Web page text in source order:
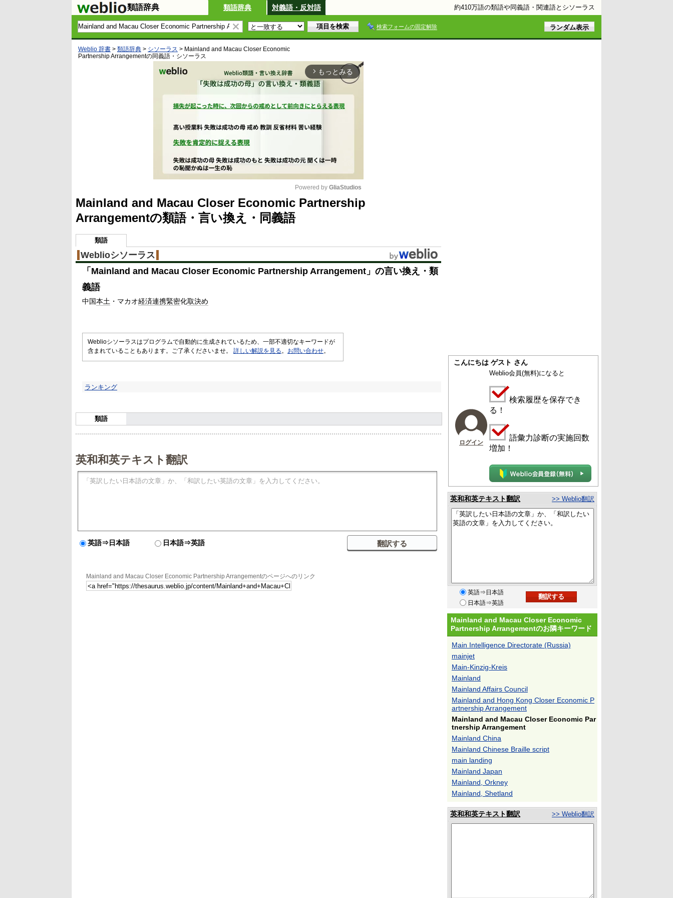
類語辞典 類語辞典 対義語・反対語 約410万語の類語や同義語・関連語とシソーラス
検索フォームの固定解除
Weblio 辞書 > 類語辞典 > シソーラス > Mainland and Macau Closer Economic
Partnership Arrangementの同義語・シソーラス
arrow_forward_ios もっとみる
Powered by GliaStudios
Mainland and Macau Closer Economic Partnership
Arrangementの類語・言い換え・同義語
類語
Weblioシソーラス
「 Mainland and Macau Closer Economic Partnership Arrangement 」の言い換え・類
義語
中国本土 ・マカオ経済連携緊密化取決め
Weblioシソーラスはプログラムで自動的に生成されているため、一部不適切なキーワードが
含まれていることもあります。ご了承くださいませ。 詳しい解説を見る 。 お問い合わせ。
ランキング
類語
英和和英テキスト翻訳
英語⇒日本語 日本語⇒英語
Mainland and Macau Closer Economic Partnership Arrangementのページへのリンク
こんにちは ゲスト さん
ログイン
Weblio会員(無料)になると
検索履歴を保存でき
る！
語彙力診断の実施回数
増加！
英和和英テキスト翻訳 >> Weblio翻訳
英語⇒日本語
日本語⇒英語
Mainland and Macau Closer Economic
Partnership Arrangementのお隣キーワード
Main Intelligence Directorate (Russia)
mainjet
Main-Kinzig-Kreis
Mainland
Mainland Affairs Council
Mainland and Hong Kong Closer Economic P
artnership Arrangement
Mainland and Macau Closer Economic Par
tnership Arrangement
Mainland China
Mainland Chinese Braille script
main landing
Mainland Japan
Mainland, Orkney
Mainland, Shetland
英和和英テキスト翻訳 >> Weblio翻訳